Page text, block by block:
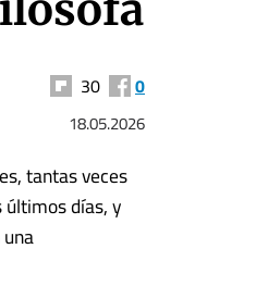
30 0
18.05.2026
tantas veces
días, y